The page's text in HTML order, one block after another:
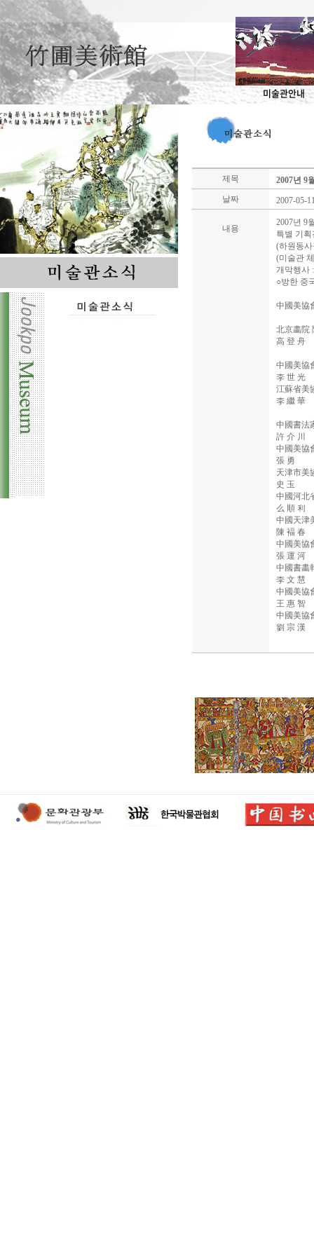
미술관안내
제목
2007년 9
날짜
2007-05-
내용
2007년 9
특별 기
(하원동
(미술관
개막행사
○방한 중
中國美協
北京畵院
高 登 舟
中國美協
李 世 光
江蘇省美
李 繼 華
中國書法
許 介 川
中國美協
張 勇
天津市美
史 玉
中國河北
么 順 利
中國天津
陳 褔 春
中國美協
張 運 河
中國書畵
李 文 慧
中國美協
王 惠 智
中國美協
劉 宗 漢